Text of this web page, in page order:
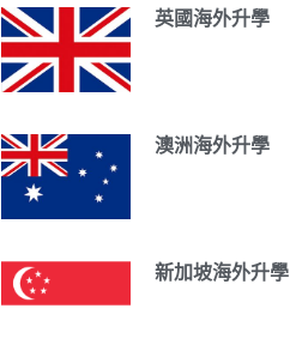
英國海外升學
澳洲海外升學
新加坡海外升學